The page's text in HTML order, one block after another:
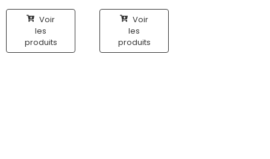
Voir
les
produits
Voir
les
produits